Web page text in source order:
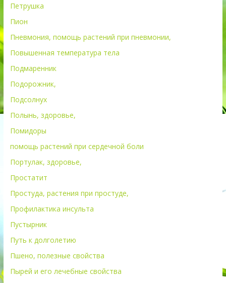
Петрушка
Пион
Пневмония, помощь растений при пневмонии,
Повышенная температура тела
Подмаренник
Подорожник,
Подсолнух
Полынь, здоровье,
Помидоры
помощь растений при сердечной боли
Портулак, здоровье,
Простатит
Простуда, растения при простуде,
Профилактика инсульта
Пустырник
Путь к долголетию
Пшено, полезные свойства
Пырей и его лечебные свойства